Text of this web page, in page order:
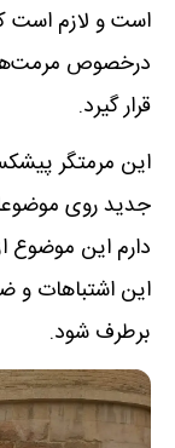
است و لازم است
درخصوص
قرار گیرد.
این مرمتگر
جدید روی
دارم این موضوع
این اشتباهات و
برطرف شود.